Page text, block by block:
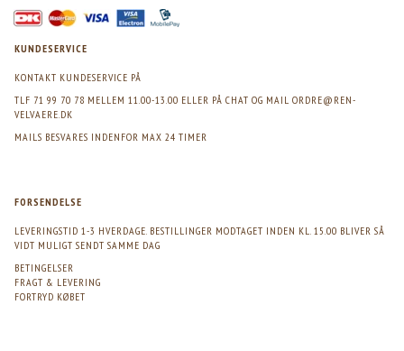
KUNDESERVICE
KONTAKT KUNDESERVICE PÅ
TLF 71 99 70 78 MELLEM 11.00-13.00 ELLER PÅ CHAT OG MAIL ORDRE@REN-
VELVAERE.DK
MAILS BESVARES INDENFOR MAX 24 TIMER
FORSENDELSE
LEVERINGSTID 1-3 HVERDAGE. BESTILLINGER MODTAGET INDEN KL. 15.00 BLIVER SÅ
VIDT MULIGT SENDT SAMME DAG
BETINGELSER
FRAGT & LEVERING
FORTRYD KØBET